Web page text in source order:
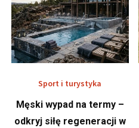
Sport i turystyka
Męski wypad na termy –
odkryj siłę regeneracji w